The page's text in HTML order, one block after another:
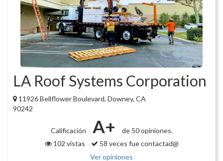
LA Roof Systems Corporation
11926 Bellflower Boulevard, Downey, CA
90242
Calificación A+
de 50 opiniones.
102 vistas
58 veces fue contactad@
Ver opiniones